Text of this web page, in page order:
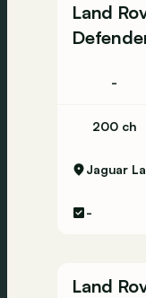
Land
-
200 ch
Jaguar
-
Land